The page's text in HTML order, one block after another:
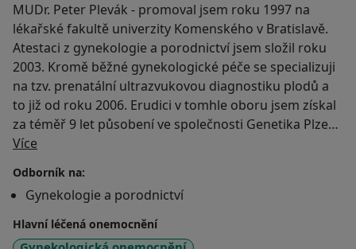
MUDr. Peter Plevák - promoval jsem roku 1997 na
lékařské fakultě univerzity Komenského v Bratislavě.
Atestaci z gynekologie a porodnictví jsem složil roku
2003. Kromě běžné gynekologické péče se specializuji
na tzv. prenatální ultrazvukovou diagnostiku plodů a
to již od roku 2006. Erudici v tomhle oboru jsem získal
za téměř 9 let působení ve společnosti Genetika Plzeň
s.r.o. Od roku 2009 jsem certifikovaným sonografistou
mezinárodní UZ společnosti Fetal medicine
foundation. Kromě kompletní certifikace v I.trimestru
mám certifikát na provádění dopplerovského vyšetření
v graviditě, měření délky hrdla děložního a zejména
certifikát na provádění tzv. " genetického ultrazvuku ".
Více
Odborník na:
Gynekologie a porodnictví
Hlavní léčená onemocnění